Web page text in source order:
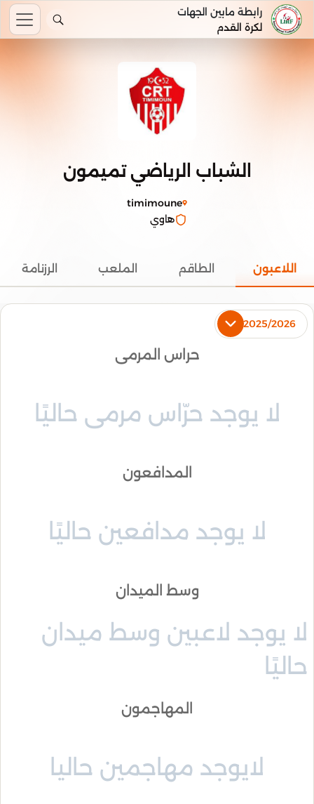
رابطة مابين الجهات
لكرة القدم
الشباب الرياضي تميمون
timimoune
هاوي
اللاعبون الطاقم الملعب الرزنامة
2025/2026
حراس المرمى
لا يوجد حرّاس مرمى حاليًا
المدافعون
لا يوجد مدافعين حاليًا
وسط الميدان
لا يوجد لاعبين وسط ميدان
حاليًا
المهاجمون
لايوجد مهاجمين حاليا